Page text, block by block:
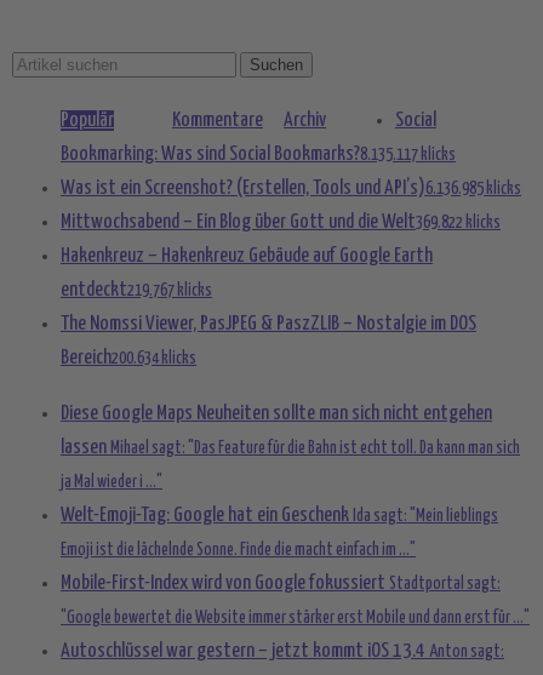
Populär Kommentare Archiv
Social
Bookmarking: Was sind Social Bookmarks?8.135.117 klicks
Was ist ein Screenshot? (Erstellen, Tools und API’s)6.136.985 klicks
Mittwochsabend – Ein Blog über Gott und die Welt369.822 klicks
Hakenkreuz – Hakenkreuz Gebäude auf Google Earth
entdeckt219.767 klicks
The Nomssi Viewer, PasJPEG & PaszZLIB – Nostalgie im DOS
Bereich200.634 klicks
Diese Google Maps Neuheiten sollte man sich nicht entgehen
lassen Mihael sagt: "Das Feature für die Bahn ist echt toll. Da kann man sich
ja Mal wieder i ..."
Welt-Emoji-Tag: Google hat ein Geschenk Ida sagt: "Mein lieblings
Emoji ist die lächelnde Sonne. Finde die macht einfach im ..."
Mobile-First-Index wird von Google fokussiert Stadtportal sagt:
"Google bewertet die Website immer stärker erst Mobile und dann erst für ..."
Autoschlüssel war gestern – jetzt kommt iOS 13.4 Anton sagt: